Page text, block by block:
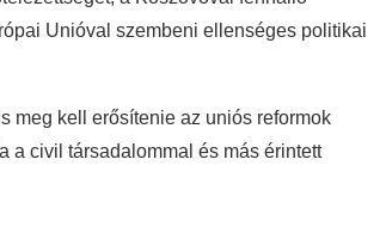
Unióval szembeni ellenséges politikai
meg kell erősítenie az uniós reformok
a civil társadalommal és más érintett